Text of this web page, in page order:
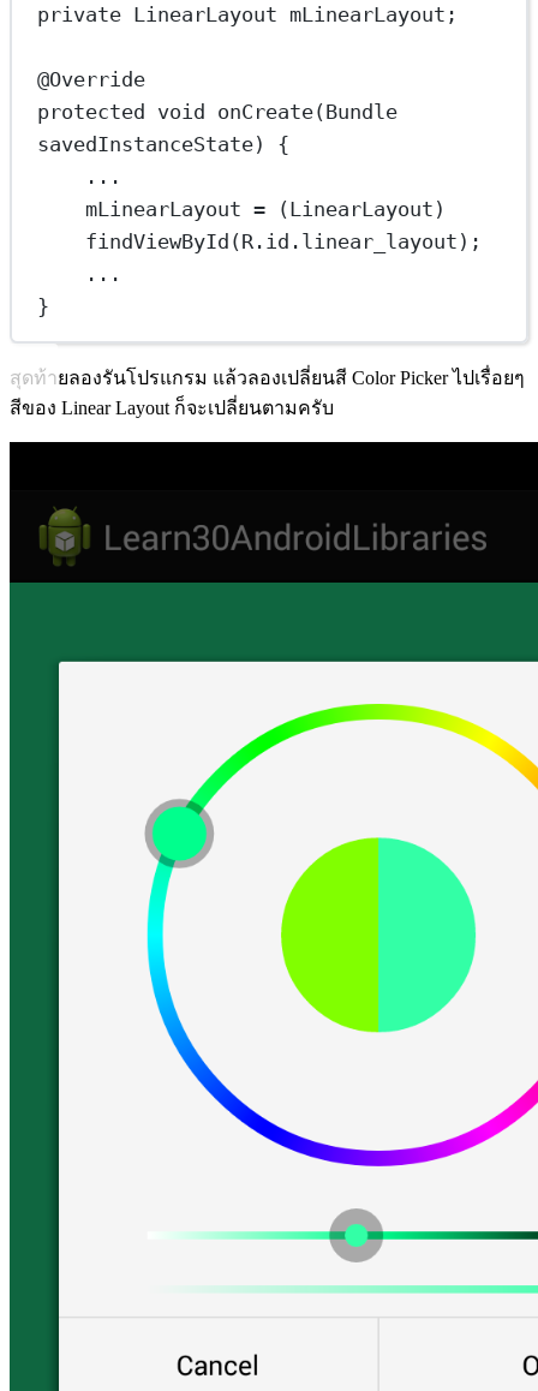
private LinearLayout mLinearLayout;
@Override
protected void onCreate(Bundle
savedInstanceState) {
...
mLinearLayout = (LinearLayout)
findViewById(R.id.linear_layout);
...
}
สุดท้ายลองรันโปรแกรม แล้วลองเปลี่ยนสี Color Picker ไปเรื่อยๆ
สีของ Linear Layout ก็จะเปลี่ยนตามครับ